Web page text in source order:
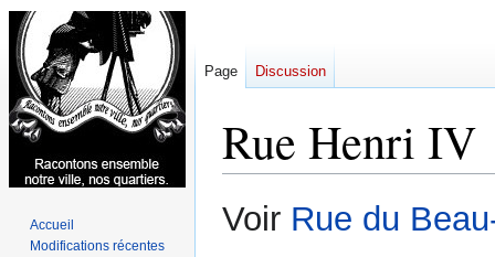
Rue Henri IV
Aller
à
Aller
à
Voir Rue du
Page Discussion
Accueil
Modifications récentes